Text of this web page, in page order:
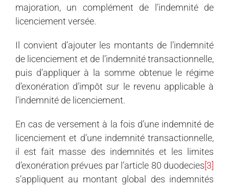
majoration, un complément de l’indemnité de
licenciement versée.
Il convient d’ajouter les montants de l’indemnité
de licenciement et de l’indemnité transactionnelle,
puis d’appliquer à la somme obtenue le régime
d’exonération d’impôt sur le revenu applicable à
l’indemnité de licenciement.
En cas de versement à la fois d’une indemnité de
licenciement et d’une indemnité transactionnelle,
il est fait masse des indemnités et les limites
d’exonération prévues par l’article 80 duodecies [3]
s’appliquent au montant global des indemnités